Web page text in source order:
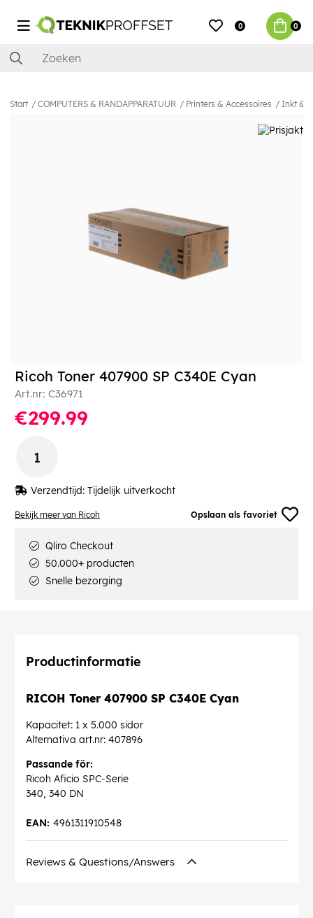
0 0
Start COMPUTERS & RANDAPPARATUUR Printers & Accessoires Inkt &
Bekijk meer van Ricoh Opslaan als favoriet
Ricoh Toner 407900 SP C340E Cyan
Art.nr: C36971
€299.99
Verzendtijd: Tijdelijk uitverkocht
Qliro Checkout
50.000+ producten
Snelle bezorging
Productinformatie
RICOH Toner 407900 SP C340E Cyan
Kapacitet: 1 x 5.000 sidor
Alternativa art.nr: 407896
Passande för:
Ricoh Aficio SPC-Serie
340, 340 DN
4961311910548
EAN:
Reviews & Questions/Answers